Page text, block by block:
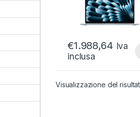
€1.988,64 Iva
inclusa
Visualizzazione del